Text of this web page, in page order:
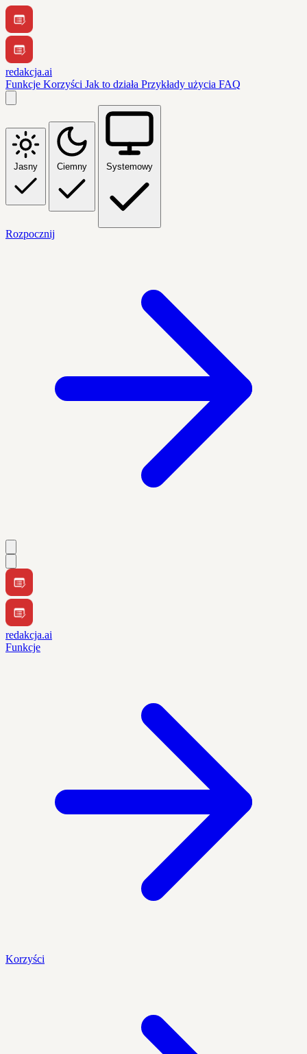
redakcja.ai
Funkcje Korzyści Jak to działa Przykłady użycia FAQ
Jasny Ciemny Systemowy
Rozpocznij
redakcja.ai
Funkcje
Korzyści